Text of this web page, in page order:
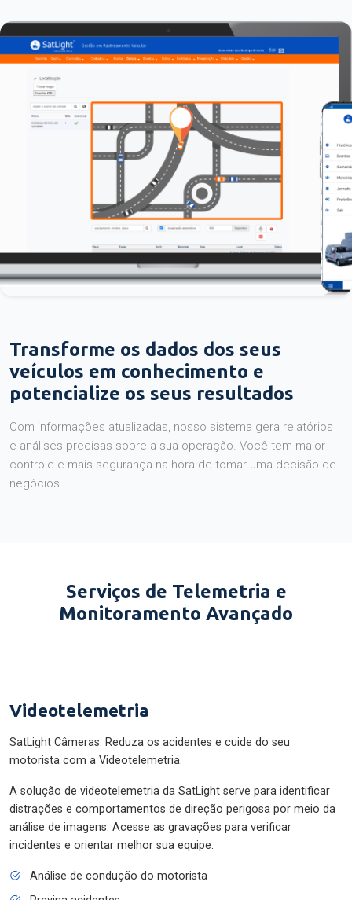
Transforme os dados dos seus
veículos em conhecimento e
potencialize os seus resultados
Com informações atualizadas, nosso sistema gera relatórios
e análises precisas sobre a sua operação. Você tem maior
controle e mais segurança na hora de tomar uma decisão de
negócios.
Serviços de Telemetria e
Monitoramento Avançado
Videotelemetria
SatLight Câmeras: Reduza os acidentes e cuide do seu
motorista com a Videotelemetria.
A solução de videotelemetria da SatLight serve para identificar
distrações e comportamentos de direção perigosa por meio da
análise de imagens. Acesse as gravações para verificar
incidentes e orientar melhor sua equipe.
Análise de condução do motorista